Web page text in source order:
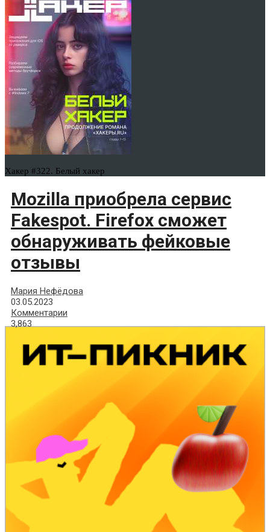
Хакер #322. Белый хакер
Mozilla приобрела сервис
Fakespot. Firefox сможет
обнаруживать фейковые
отзывы
Мария Нефёдова
03.05.2023
Комментарии
3,863